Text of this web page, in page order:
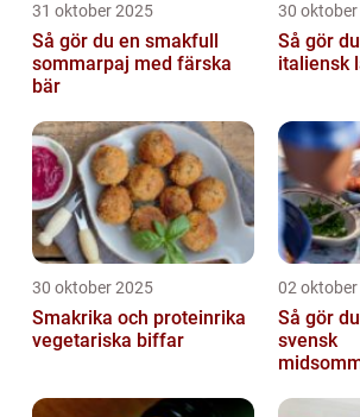
31 oktober 2025
Så gör du en smakfull
sommarpaj med färska
bär
30
Så gör
italiensk
30 oktober 2025
Smakrika och proteinrika
vegetariska biffar
02
Så gör
svensk